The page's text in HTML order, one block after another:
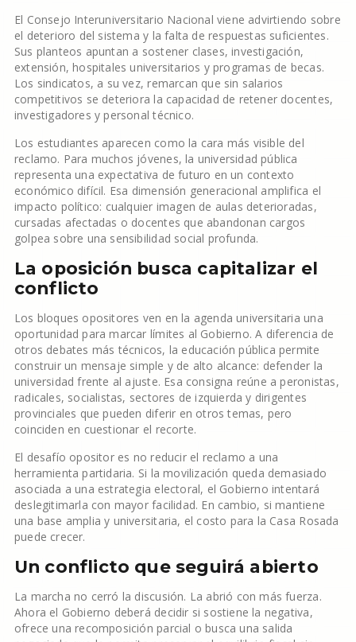
El Consejo Interuniversitario Nacional viene advirtiendo sobre
el deterioro del sistema y la falta de respuestas suficientes.
Sus planteos apuntan a sostener clases, investigación,
extensión, hospitales universitarios y programas de becas.
Los sindicatos, a su vez, remarcan que sin salarios
competitivos se deteriora la capacidad de retener docentes,
investigadores y personal técnico.
Los estudiantes aparecen como la cara más visible del
reclamo. Para muchos jóvenes, la universidad pública
representa una expectativa de futuro en un contexto
económico difícil. Esa dimensión generacional amplifica el
impacto político: cualquier imagen de aulas deterioradas,
cursadas afectadas o docentes que abandonan cargos
golpea sobre una sensibilidad social profunda.
La oposición busca capitalizar el
conflicto
Los bloques opositores ven en la agenda universitaria una
oportunidad para marcar límites al Gobierno. A diferencia de
otros debates más técnicos, la educación pública permite
construir un mensaje simple y de alto alcance: defender la
universidad frente al ajuste. Esa consigna reúne a peronistas,
radicales, socialistas, sectores de izquierda y dirigentes
provinciales que pueden diferir en otros temas, pero
coinciden en cuestionar el recorte.
El desafío opositor es no reducir el reclamo a una
herramienta partidaria. Si la movilización queda demasiado
asociada a una estrategia electoral, el Gobierno intentará
deslegitimarla con mayor facilidad. En cambio, si mantiene
una base amplia y universitaria, el costo para la Casa Rosada
puede crecer.
Un conflicto que seguirá abierto
La marcha no cerró la discusión. La abrió con más fuerza.
Ahora el Gobierno deberá decidir si sostiene la negativa,
ofrece una recomposición parcial o busca una salida